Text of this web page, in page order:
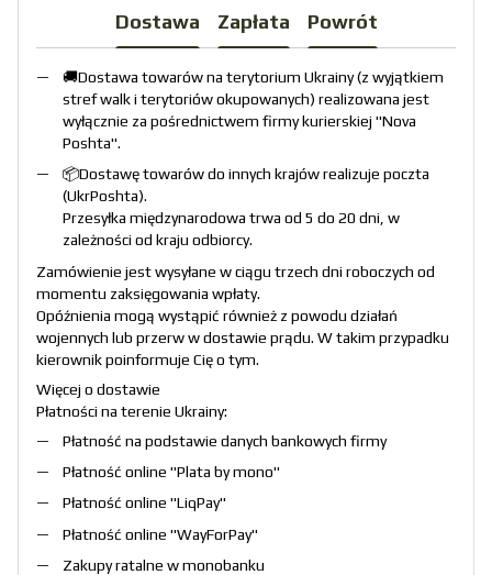
Dostawa Zapłata Powrót
🚚Dostawa towarów na terytorium Ukrainy (z wyjątkiem
stref walk i terytoriów okupowanych) realizowana jest
wyłącznie za pośrednictwem firmy kurierskiej "Nova
Poshta".
📦Dostawę towarów do innych krajów realizuje poczta
(UkrPoshta).
Przesyłka międzynarodowa trwa od 5 do 20 dni, w
zależności od kraju odbiorcy.
Zamówienie jest wysyłane w ciągu trzech dni roboczych od
momentu zaksięgowania wpłaty.
Opóźnienia mogą wystąpić również z powodu działań
wojennych lub przerw w dostawie prądu. W takim przypadku
kierownik poinformuje Cię o tym.
Więcej o dostawie
Płatności na terenie Ukrainy:
Płatność na podstawie danych bankowych firmy
Płatność online "Plata by mono"
Płatność online "LiqPay"
Płatność online "WayForPay"
Zakupy ratalne w monobanku